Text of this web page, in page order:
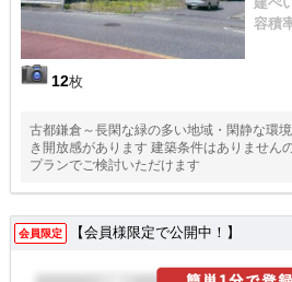
12枚
容積
古都鎌倉～長閑な緑の多い地域・閑静な環
き開放感があります 建築条件はありません
プランでご検討いただけます
会員限定 【会員様限定で公開中！】